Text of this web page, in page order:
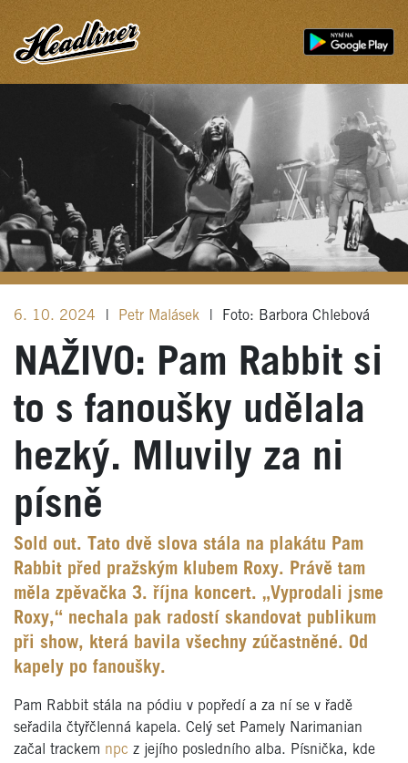
6. 10. 2024 Petr Malásek Foto: Barbora Chlebová
NAŽIVO: Pam Rabbit si
to s fanoušky udělala
hezký. Mluvily za ni
písně
Sold out. Tato dvě slova stála na plakátu Pam
Rabbit před pražským klubem Roxy. Právě tam
měla zpěvačka 3. října koncert. „Vyprodali jsme
Roxy,“ nechala pak radostí skandovat publikum
při show, která bavila všechny zúčastněné. Od
kapely po fanoušky.
Pam Rabbit stála na pódiu v popředí a za ní se v řadě
seřadila čtyřčlenná kapela. Celý set Pamely Narimanian
začal trackem npc z jejího posledního alba. Písnička, kde